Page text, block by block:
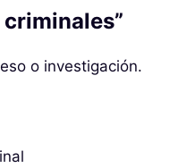
o investigación.